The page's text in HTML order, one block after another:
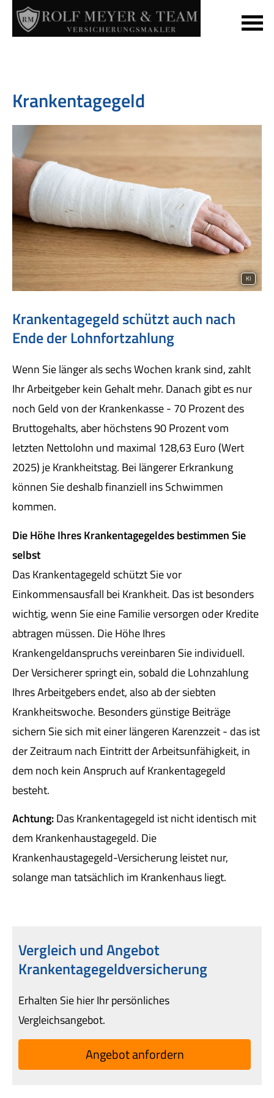
Krankentagegeld
KI
Krankentagegeld schützt auch nach
Ende der Lohnfortzahlung
Wenn Sie länger als sechs Wochen krank sind, zahlt
Ihr Arbeitgeber kein Gehalt mehr. Danach gibt es nur
noch Geld von der Krankenkasse - 70 Prozent des
Bruttogehalts, aber höchstens 90 Prozent vom
letzten Nettolohn und maximal 128,63 Euro (Wert
2025) je Krankheitstag. Bei längerer Erkrankung
können Sie deshalb finanziell ins Schwimmen
kommen.
Die Höhe Ihres Krankentagegeldes bestimmen Sie
selbst
Das Krankentagegeld schützt Sie vor
Einkommensausfall bei Krankheit. Das ist besonders
wichtig, wenn Sie eine Familie versorgen oder Kredite
abtragen müssen. Die Höhe Ihres
Krankengeldanspruchs vereinbaren Sie individuell.
Der Versicherer springt ein, sobald die Lohnzahlung
Ihres Arbeitgebers endet, also ab der siebten
Krankheitswoche. Besonders günstige Beiträge
sichern Sie sich mit einer längeren Karenzzeit - das ist
der Zeitraum nach Eintritt der Arbeitsunfähigkeit, in
dem noch kein Anspruch auf Krankentagegeld
besteht.
Achtung:Das Krankentagegeld ist nicht identisch mit
dem Krankenhaustagegeld. Die
Krankenhaustagegeld-Versicherung leistet nur,
solange man tatsächlich im Krankenhaus liegt.
Vergleich und Angebot
Krankentagegeldversicherung
Erhalten Sie hier Ihr persönliches
Vergleichsangebot.
An­ge­bot an­for­dern